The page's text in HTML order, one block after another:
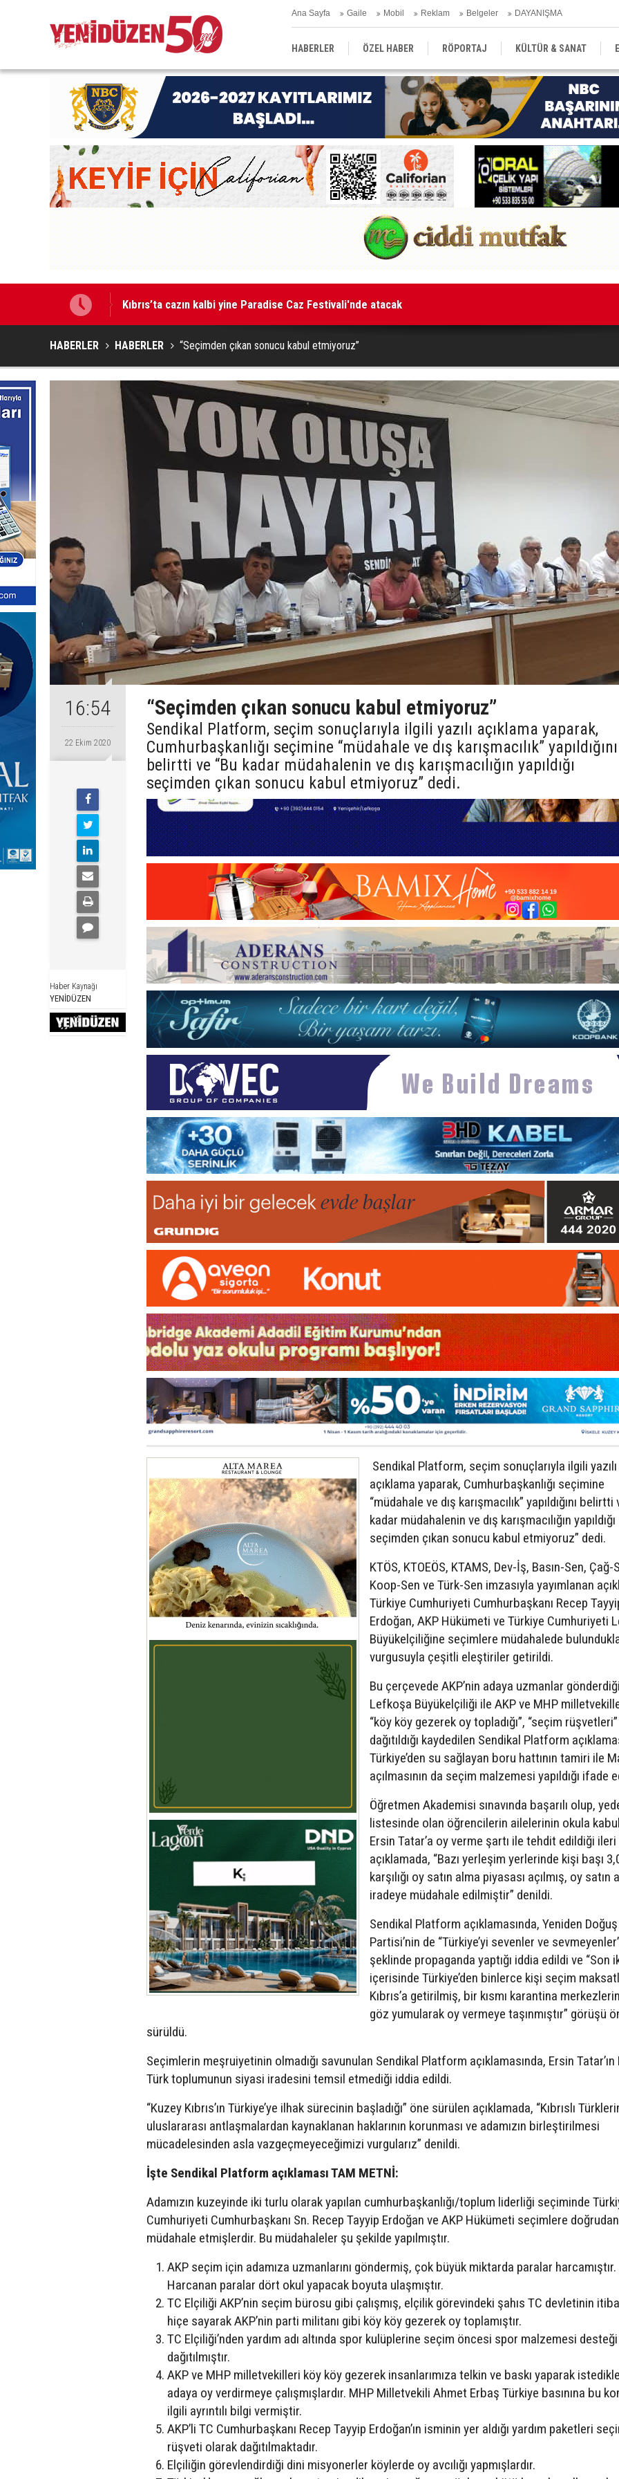
Ana Sayfa Gaile Mobil Reklam Belgeler DAYANIŞMA
HABERLER ÖZEL HABER RÖPORTAJ KÜLTÜR & SANAT
EĞİTİM YEREL YÖNETİM DERGİLER SEKTÖR
GÜÇ-SEN: “Silo kazasına benzer bir felaketle karşı karşıya kalınmaması adına harekete geçtik
HABERLER HABERLER “Seçimden çıkan sonucu kabul etmiyoruz”
16:54
22 Ekim 2020
Haber Kaynağı
YENİDÜZEN
“Seçimden çıkan sonucu kabul etmiyoruz”
Sendikal Platform, seçim sonuçlarıyla ilgili yazılı açıklama yaparak,
Cumhurbaşkanlığı seçimine “müdahale ve dış karışmacılık” yapıldığını
belirtti ve “Bu kadar müdahalenin ve dış karışmacılığın yapıldığı
seçimden çıkan sonucu kabul etmiyoruz” dedi.
Sendikal Platform, seçim sonuçlarıyla ilgili yazılı
açıklama yaparak, Cumhurbaşkanlığı seçimine
“müdahale ve dış karışmacılık” yapıldığını belirtti
kadar müdahalenin ve dış karışmacılığın yapıldığı
seçimden çıkan sonucu kabul etmiyoruz” dedi.
KTÖS, KTOEÖS, KTAMS, Dev-İş, Basın-Sen, Çağ-
Koop-Sen ve Türk-Sen imzasıyla yayımlanan
Türkiye Cumhuriyeti Cumhurbaşkanı Recep
Erdoğan, AKP Hükümeti ve Türkiye Cumhuriyeti
Büyükelçiliğine seçimlere müdahalede
vurgusuyla çeşitli eleştiriler getirildi.
Bu çerçevede AKP’nin adaya uzmanlar
Lefkoşa Büyükelçiliği ile AKP ve MHP
“köy köy gezerek oy topladığı”, “seçim rüşvetleri”
dağıtıldığı kaydedilen Sendikal Platform
Türkiye’den su sağlayan boru hattının tamiri ile
açılmasının da seçim malzemesi yapıldığı ifade
Öğretmen Akademisi sınavında başarılı olup,
listesinde olan öğrencilerin ailelerinin okula
Ersin Tatar’a oy verme şartı ile tehdit edildiği
açıklamada, “Bazı yerleşim yerlerinde kişi başı
karşılığı oy satın alma piyasası açılmış, oy satın
iradeye müdahale edilmiştir” denildi.
Sendikal Platform açıklamasında, Yeniden Doğuş
Partisi’nin de “Türkiye’yi sevenler ve
şeklinde propaganda yaptığı iddia edildi ve “Son
içerisinde Türkiye’den binlerce kişi seçim
Kıbrıs’a getirilmiş, bir kısmı karantina
göz yumularak oy vermeye taşınmıştır” görüşü
sürüldü.
Seçimlerin meşruiyetinin olmadığı savunulan Sendikal Platform açıklamasında, Ersin Tatar’ın
Türk toplumunun siyasi iradesini temsil etmediği iddia edildi.
“Kuzey Kıbrıs’ın Türkiye’ye ilhak sürecinin başladığı” öne sürülen açıklamada, “Kıbrıslı
uluslararası antlaşmalardan kaynaklanan haklarının korunması ve adamızın birleştirilmesi
mücadelesinden asla vazgeçmeyeceğimizi vurgularız” denildi.
İşte Sendikal Platform açıklaması TAM METNİ:
Adamızın kuzeyinde iki turlu olarak yapılan cumhurbaşkanlığı/toplum liderliği seçiminde
Cumhuriyeti Cumhurbaşkanı Sn. Recep Tayyip Erdoğan ve AKP Hükümeti seçimlere doğrudan
müdahale etmişlerdir. Bu müdahaleler şu şekilde yapılmıştır.
AKP seçim için adamıza uzmanlarını göndermiş, çok büyük miktarda paralar harcamıştır.
Harcanan paralar dört okul yapacak boyuta ulaşmıştır.
TC Elçiliği AKP’nin seçim bürosu gibi çalışmış, elçilik görevindeki şahıs TC devletinin
hiçe sayarak AKP’nin parti militanı gibi köy köy gezerek oy toplamıştır.
TC Elçiliği’nden yardım adı altında spor kulüplerine seçim öncesi spor malzemesi desteği
dağıtılmıştır.
AKP ve MHP milletvekilleri köy köy gezerek insanlarımıza telkin ve baskı yaparak
adaya oy verdirmeye çalışmışlardır. MHP Milletvekili Ahmet Erbaş Türkiye basınına bu
ilgili ayrıntılı bilgi vermiştir.
AKP’li TC Cumhurbaşkanı Recep Tayyip Erdoğan’ın isminin yer aldığı yardım paketleri
rüşveti olarak dağıtılmaktadır.
Elçiliğin görevlendirdiği dini misyonerler köylerde oy avcılığı yapmışlardır.